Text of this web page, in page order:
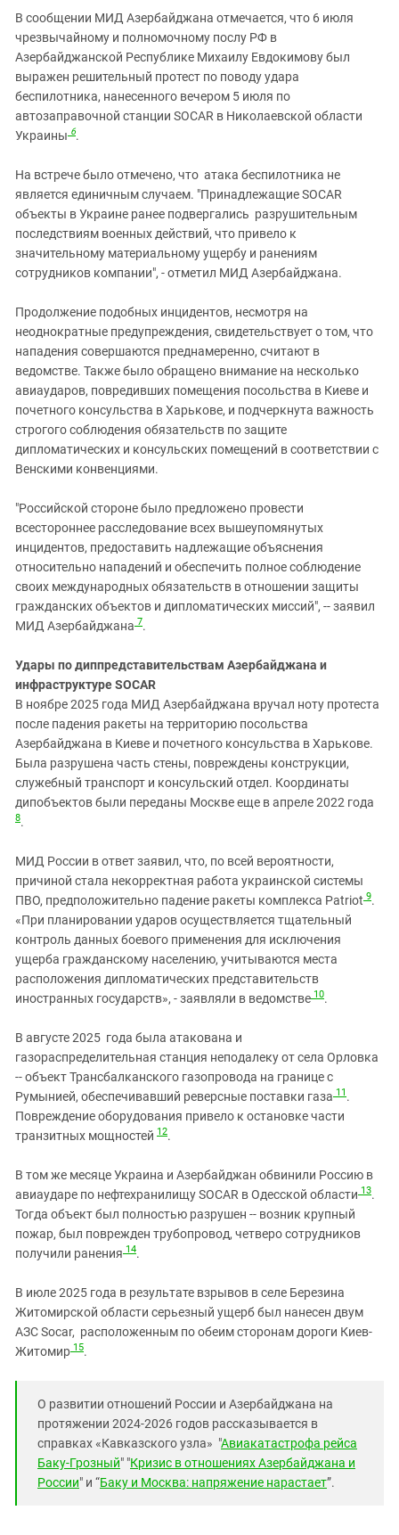
В сообщении МИД Азербайджана отмечается, что 6 июля
чрезвычайному и полномочному послу РФ в
Азербайджанской Республике Михаилу Евдокимову был
выражен решительный протест по поводу удара
беспилотника, нанесенного вечером 5 июля по
автозаправочной станции SOCAR в Николаевской области
Украины 6.
На встрече было отмечено, что атака беспилотника не
является единичным случаем. "Принадлежащие SOCAR
объекты в Украине ранее подвергались разрушительным
последствиям военных действий, что привело к
значительному материальному ущербу и ранениям
сотрудников компании", - отметил МИД Азербайджана.
Продолжение подобных инцидентов, несмотря на
неоднократные предупреждения, свидетельствует о том, что
нападения совершаются преднамеренно, считают в
ведомстве. Также было обращено внимание на несколько
авиаударов, повредивших помещения посольства в Киеве и
почетного консульства в Харькове, и подчеркнута важность
строгого соблюдения обязательств по защите
дипломатических и консульских помещений в соответствии с
Венскими конвенциями.
"Российской стороне было предложено провести
всестороннее расследование всех вышеупомянутых
инцидентов, предоставить надлежащие объяснения
относительно нападений и обеспечить полное соблюдение
своих международных обязательств в отношении защиты
гражданских объектов и дипломатических миссий", -- заявил
МИД Азербайджана 7.
Удары по диппредставительствам Азербайджана и
инфраструктуре SOCAR
В ноябре 2025 года МИД Азербайджана вручал ноту протеста
после падения ракеты на территорию посольства
Азербайджана в Киеве и почетного консульства в Харькове.
Была разрушена часть стены, повреждены конструкции,
служебный транспорт и консульский отдел. Координаты
дипобъектов были переданы Москве еще в апреле 2022 года
8.
МИД России в ответ заявил, что, по всей вероятности,
причиной стала некорректная работа украинской системы
ПВО, предположительно падение ракеты комплекса Patriot 9.
«При планировании ударов осуществляется тщательный
контроль данных боевого применения для исключения
ущерба гражданскому населению, учитываются места
расположения дипломатических представительств
иностранных государств», - заявляли в ведомстве 10.
В августе 2025 года была атакована и
газораспределительная станция неподалеку от села Орловка
-- объект Трансбалканского газопровода на границе с
Румынией, обеспечивавший реверсные поставки газа 11 .
Повреждение оборудования привело к остановке части
транзитных мощностей 12.
В том же месяце Украина и Азербайджан обвинили Россию в
авиаударе по нефтехранилищу SOCAR в Одесской области 13.
Тогда объект был полностью разрушен -- возник крупный
пожар, был поврежден трубопровод, четверо сотрудников
получили ранения 14.
В июле 2025 года в результате взрывов в селе Березина
Житомирской области серьезный ущерб был нанесен двум
АЗС Socar, расположенным по обеим сторонам дороги Киев-
Житомир 15.
О развитии отношений России и Азербайджана на
протяжении 2024-2026 годов рассказывается в
справках «Кавказского узла» "Авиакатастрофа рейса
Баку-Грозный" "Кризис в отношениях Азербайджана и
России" и “Баку и Москва: напряжение нарастает”.